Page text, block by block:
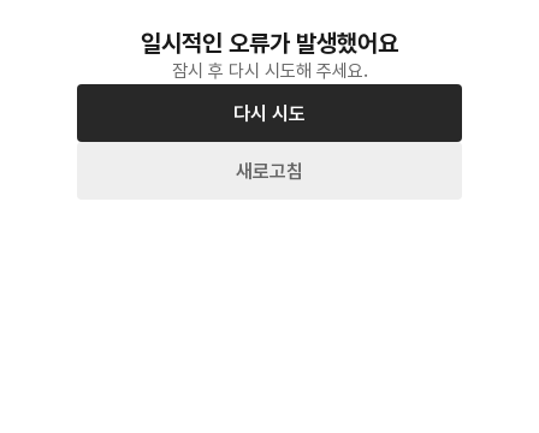
일시적인 오류가 발생했어요
잠시 후 다시 시도해 주세요.
다시 시도
새로고침